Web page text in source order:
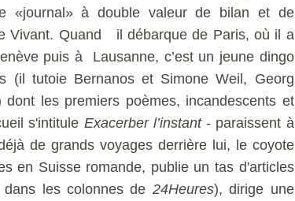
«journal» à double valeur de bilan et de
Vivant. Quand il débarque de Paris, où il a
puis à Lausanne, c’est un jeune dingo
(il tutoie Bernanos et Simone Weil, Georg
les premiers poèmes, incandescents et
s'intitule Exacerber l’instant- paraissent à
déjà de grands voyages derrière lui, le coyote
en Suisse romande, publie un tas d'articles
les colonnes de 24Heures), dirige une